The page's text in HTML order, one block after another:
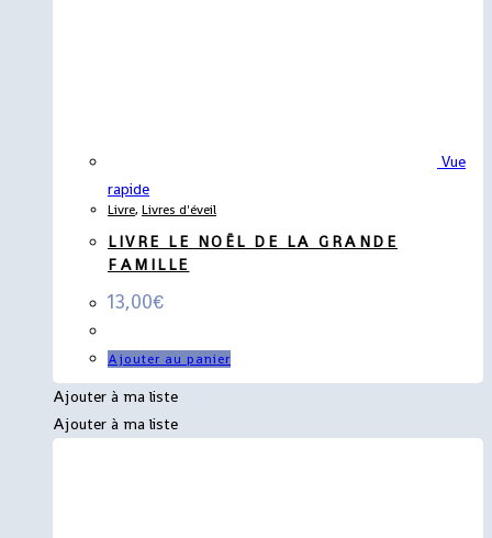
Vue
rapide
Livre,Livres d'éveil
LIVRE LE NOËL DE LA GRANDE
FAMILLE
13,00€
Ajouter au panier
Ajouter à ma liste
Ajouter à ma liste